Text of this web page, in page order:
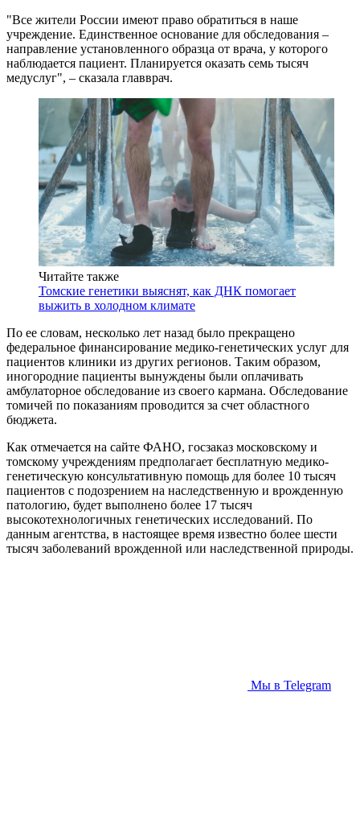
"Все жители России имеют право обратиться в наше
учреждение. Единственное основание для обследования –
направление установленного образца от врача, у которого
наблюдается пациент. Планируется оказать семь тысяч
медуслуг", – сказала главврач.
Читайте также
Томские генетики выяснят, как ДНК помогает
выжить в холодном климате
По ее словам, несколько лет назад было прекращено
федеральное финансирование медико-генетических услуг для
пациентов клиники из других регионов. Таким образом,
иногородние пациенты вынуждены были оплачивать
амбулаторное обследование из своего кармана. Обследование
томичей по показаниям проводится за счет областного
бюджета.
Как отмечается на сайте ФАНО, госзаказ московскому и
томскому учреждениям предполагает бесплатную медико-
генетическую консультативную помощь для более 10 тысяч
пациентов с подозрением на наследственную и врожденную
патологию, будет выполнено более 17 тысяч
высокотехнологичных генетических исследований. По
данным агентства, в настоящее время известно более шести
тысяч заболеваний врожденной или наследственной природы.
Мы в Telegram